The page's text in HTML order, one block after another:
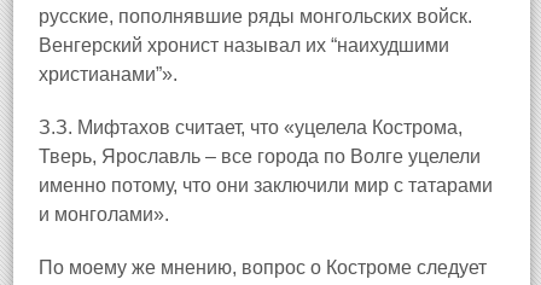
русские, пополнявшие ряды монгольских войск.
Венгерский хронист называл их “наихудшими
христианами”».
З.З. Мифтахов считает, что «уцелела Кострома,
Тверь, Ярославль – все города по Волге уцелели
именно потому, что они заключили мир с татарами
и монголами».
По моему же мнению, вопрос о Костроме следует